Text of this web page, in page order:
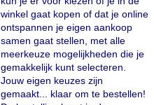
winkel gaat kopen of dat je online
ontspannen je eigen aankoop
samen gaat stellen, met alle
meerkeuze mogelijkheden die je
gemakkelijk kunt selecteren.
Jouw eigen keuzes zijn
gemaakt... klaar om te bestellen!